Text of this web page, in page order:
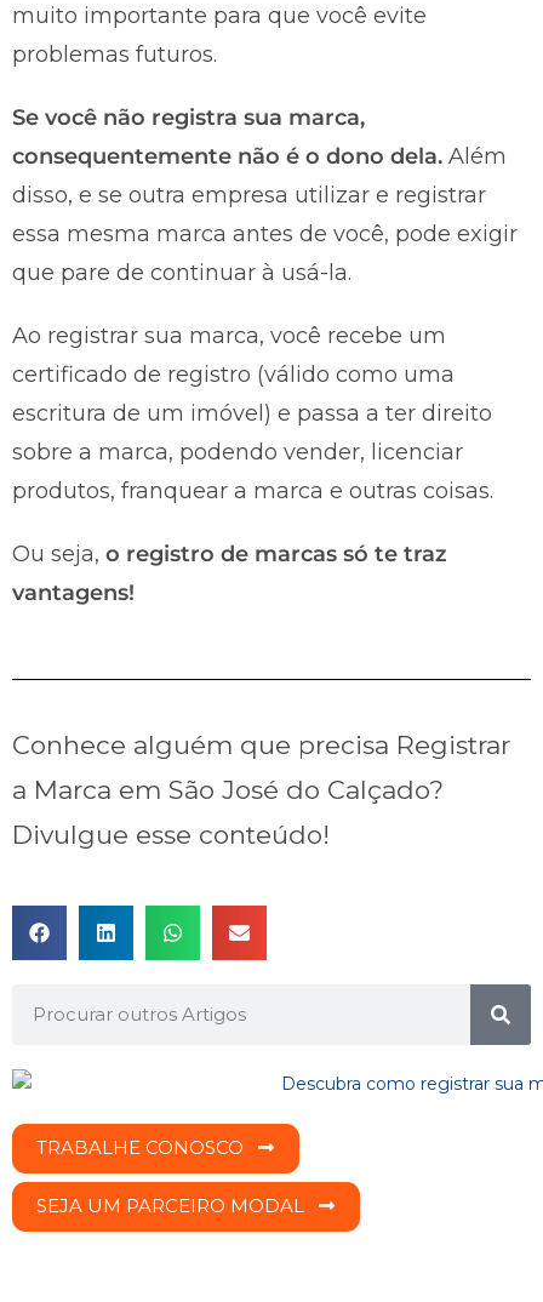
muito importante para que você evite
problemas futuros.
Se você não registra sua marca,
consequentemente não é o dono dela. Além
disso, e se outra empresa utilizar e registrar
essa mesma marca antes de você, pode exigir
que pare de continuar à usá-la.
Ao registrar sua marca, você recebe um
certificado de registro (válido como uma
escritura de um imóvel) e passa a ter direito
sobre a marca, podendo vender, licenciar
produtos, franquear a marca e outras coisas.
Ou seja, o registro de marcas só te traz
vantagens!
Conhece alguém que precisa Registrar
a Marca em São José do Calçado?
Divulgue esse conteúdo!
TRABALHE CONOSCO
SEJA UM PARCEIRO MODAL